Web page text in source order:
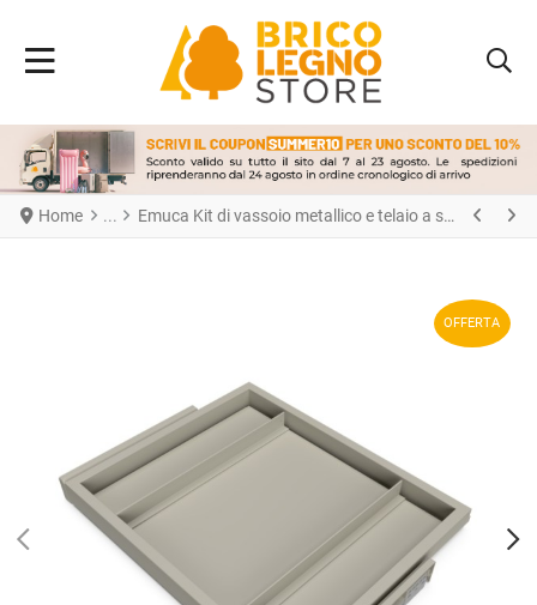
Home Emuca Kit di vassoio metallico e telaio a scorrimento con chiusura ammortizzata per armadio, regolabile, modulo 600 mm, Grigio pietra
OFFERTA